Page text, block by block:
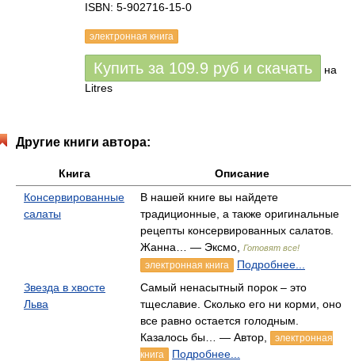
ISBN: 5-902716-15-0
электронная книга
Купить за 109.9 руб и скачать
на
Litres
Другие книги автора:
Книга
Описание
Консервированные
салаты
В нашей книге вы найдете
традиционные, а также оригинальные
рецепты консервированных салатов.
Жанна… — Эксмо,
Готовят все!
электронная книга
Подробнее...
Звезда в хвосте
Льва
Cамый ненасытный порок – это
тщеславие. Сколько его ни корми, оно
все равно остается голодным.
Казалось бы… — Автор,
электронная
книга
Подробнее...